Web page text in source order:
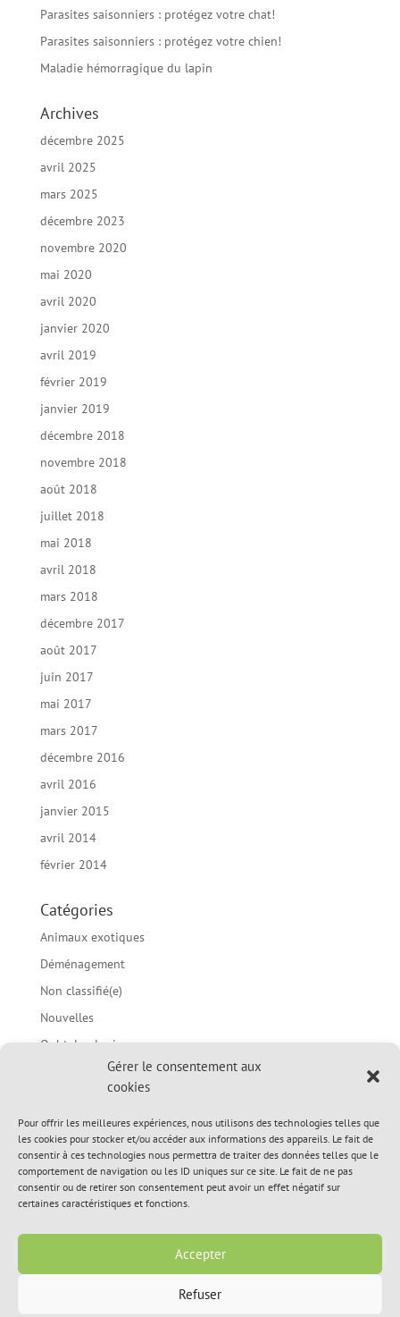
Gérer le consentement aux
cookies
Pour offrir les meilleures expériences, nous utilisons des technologies telles que
les cookies pour stocker et/ou accéder aux informations des appareils. Le fait de
consentir à ces technologies nous permettra de traiter des données telles que le
comportement de navigation ou les ID uniques sur ce site. Le fait de ne pas
consentir ou de retirer son consentement peut avoir un effet négatif sur
certaines caractéristiques et fonctions.
Accepter
Refuser
Parasites saisonniers : protégez votre chat!
Parasites saisonniers : protégez votre chien!
Maladie hémorragique du lapin
Archives
décembre 2025
avril 2025
mars 2025
décembre 2023
novembre 2020
mai 2020
avril 2020
janvier 2020
avril 2019
février 2019
janvier 2019
décembre 2018
novembre 2018
août 2018
juillet 2018
mai 2018
avril 2018
mars 2018
décembre 2017
août 2017
juin 2017
mai 2017
mars 2017
décembre 2016
avril 2016
janvier 2015
avril 2014
février 2014
Catégories
Animaux exotiques
Déménagement
Non classifié(e)
Nouvelles
Ophtalmologie
corporel du chien
Sujets d'été
Sujets du printemps
Sujets médicaux divers